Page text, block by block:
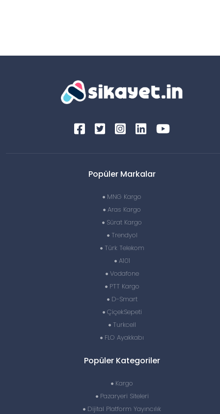
Popüler Markalar
MNG Kargo
Aras Kargo
Sürat Kargo
Trendyol
Türk Telekom
A101
Vodafone
PTT Kargo
D-Smart
ÇiçekSepeti
Turkcell
FLO Ayakkabı
Popüler Kategoriler
Kargo
Pazaryeri Siteleri
Dijital Platform Yayıncılık